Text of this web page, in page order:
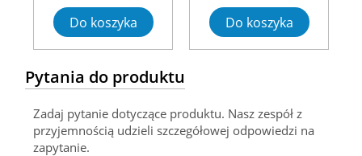
Do koszyka Do koszyka
Pytania do produktu
Zadaj pytanie dotyczące produktu. Nasz zespół z
przyjemnością udzieli szczegółowej odpowiedzi na
zapytanie.